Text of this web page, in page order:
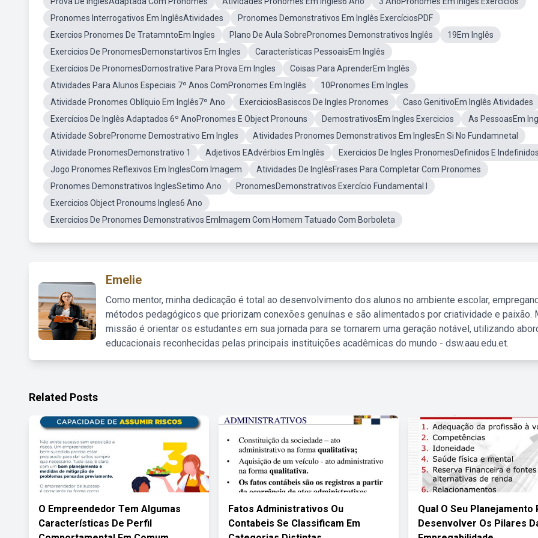
Pronomes Interrogativos Em InglêsAtividades
Pronomes Demonstrativos Em Inglês ExercíciosPDF
Exercios Pronomes De TratamntoEm Ingles
Plano De Aula SobrePronomes Demonstrativos Inglês
19Em Inglês
Exercicios De PronomesDemonstartivos Em Ingles
Características PessoaisEm Inglês
Exercícios De PronomesDomostrative Para Prova Em Ingles
Coisas Para AprenderEm Inglês
Atividades Para Alunos Especiais 7º Anos ComPronomes Em Inglês
10Pronomes Em Ingles
Atividade Pronomes Oblíquio Em Inglês7º Ano
ExerciciosBasiscos De Ingles Pronomes
Caso GenitivoEm Inglês Atividades
Exercícios De Inglês Adaptados 6º AnoPronomes E Object Pronouns
DemostrativosEm Ingles Exercicios
As PessoasEm
Atividade SobrePronome Demostrativo Em Ingles
Atividades Pronomes Demonstrativos Em InglesEn Si No Fundamnetal
Atividade PronomesDemonstrativo 1
Adjetivos EAdvérbios Em Inglês
Exercicios De Ingles PronomesDefinidos E Indefinidos
Jogo Pronomes Reflexivos Em InglesCom Imagem
Atividades De InglêsFrases Para Completar Com Pronomes
Pronomes Demonstrativos InglesSetimo Ano
PronomesDemonstrativos Exercício Fundamental I
Exercicios Object Pronoums Ingles6 Ano
Exercicios De Pronomes Demonstrativos EmImagem Com Homem Tatuado Com Borboleta
Emelie
Como mentor, minha dedicação é total ao desenvolvimento dos alunos no ambiente escolar,
métodos pedagógicos que priorizam conexões genuínas e são alimentados por criatividade e paixão.
missão é orientar os estudantes em sua jornada para se tornarem uma geração notável, utilizando
educacionais reconhecidas pelas principais instituições acadêmicas do mundo - dsw.aau.edu.et.
Related Posts
O Empreendedor Tem Algumas
Características De Perfil
Fatos Administrativos Ou
Contabeis Se Classificam Em
Qual O Seu Planejamento
Desenvolver Os Pilares